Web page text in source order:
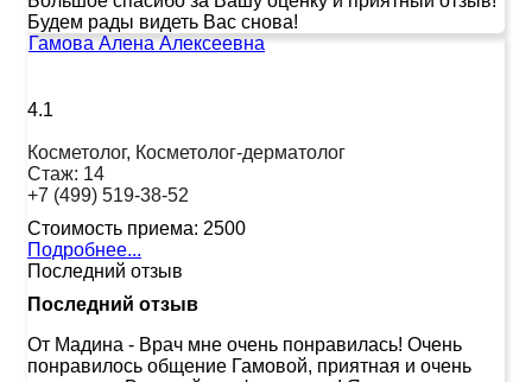
Будем рады видеть Вас снова!
Гамова Алена Алексеевна
4.1
Косметолог, Косметолог-дерматолог
Стаж: 14
+7 (499) 519-38-52
Стоимость приема: 2500
Подробнее...
Последний отзыв
Последний отзыв
От Мадина - Врач мне очень понравилась! Очень
понравилось общение Гамовой, приятная и очень